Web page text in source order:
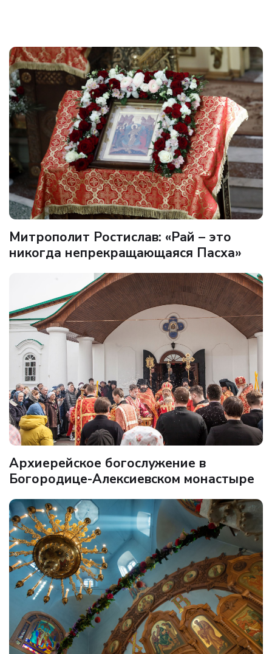
Митрополит Ростислав: «Рай – это
никогда непрекращающаяся Пасха»
Архиерейское богослужение в
Богородице-Алексиевском монастыре